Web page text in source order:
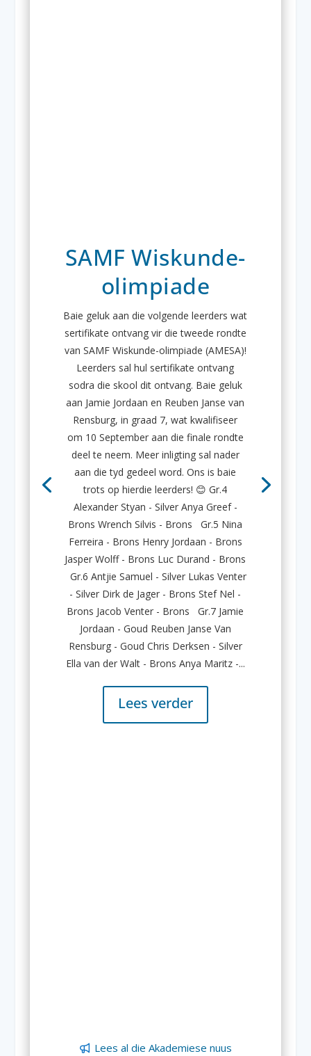
SAMF Wiskunde-
olimpiade
Baie geluk aan die volgende leerders wat
sertifikate ontvang vir die tweede rondte
van SAMF Wiskunde-olimpiade (AMESA)!
Leerders sal hul sertifikate ontvang
sodra die skool dit ontvang. Baie geluk
aan Jamie Jordaan en Reuben Janse van
Rensburg, in graad 7, wat kwalifiseer
om 10 September aan die finale rondte
deel te neem. Meer inligting sal nader
aan die tyd gedeel word. Ons is baie
trots op hierdie leerders! 😊 Gr.4
Alexander Styan - Silver Anya Greef -
Brons Wrench Silvis - Brons Gr.5 Nina
Ferreira - Brons Henry Jordaan - Brons
Jasper Wolff - Brons Luc Durand - Brons
Gr.6 Antjie Samuel - Silver Lukas Venter
- Silver Dirk de Jager - Brons Stef Nel -
Brons Jacob Venter - Brons Gr.7 Jamie
Jordaan - Goud Reuben Janse Van
Rensburg - Goud Chris Derksen - Silver
Ella van der Walt - Brons Anya Maritz -...
Lees verder
Lees al die Akademiese nuus